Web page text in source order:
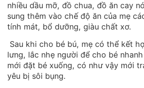
nhiều dầu mỡ, đồ chua, đồ ăn cay
sung thêm vào chế độ ăn của mẹ
tính mát, bổ dưỡng, giàu chất xơ.
Sau khi cho bé bú, mẹ có thể kết
lưng, lắc nhẹ người để cho bé
mới đặt bé xuống, có như vậy mới
yêu bị sôi bụng.